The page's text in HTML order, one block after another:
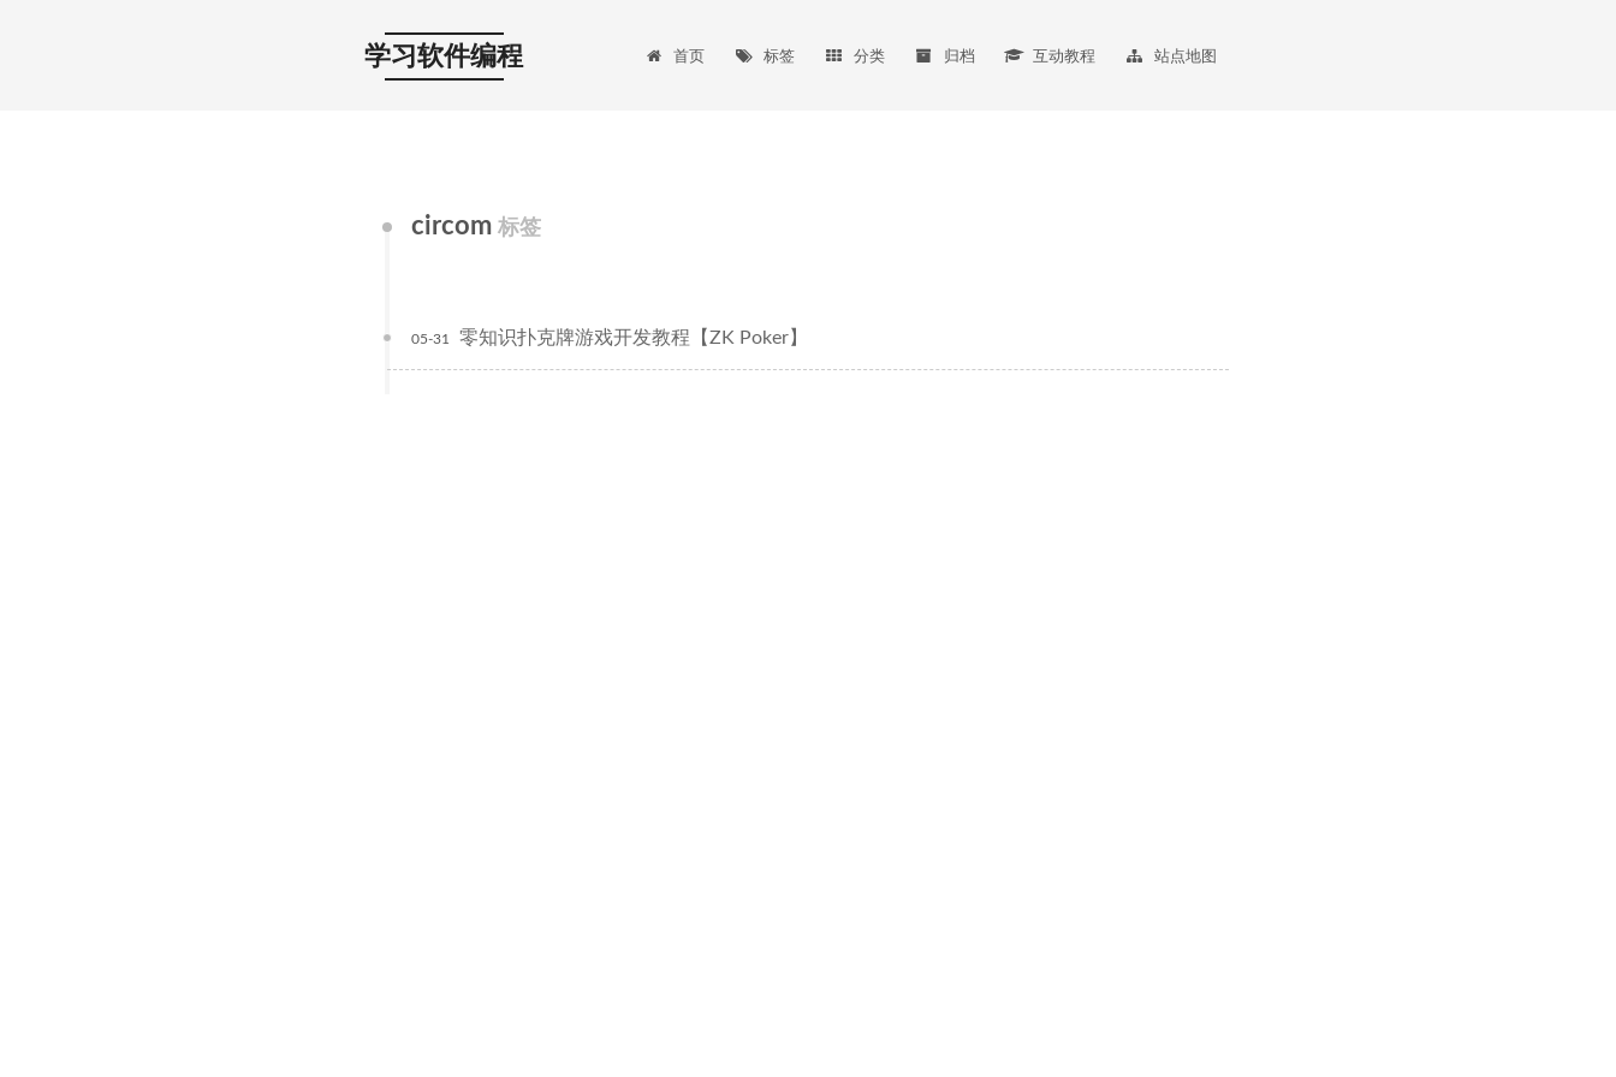
学习软件编程 首页 标签 分类 归档 互动教程 站点地图
circom 标签
零知识扑克牌游戏开发教程【ZK Poker】
05-31